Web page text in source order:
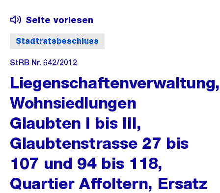
Stadtratsbeschluss
Seite vorlesen
StRB Nr. 642/2012
Liegenschaftenverwaltung,
Wohnsiedlungen
Glaubten I bis III,
Glaubtenstrasse 27 bis
107 und 94 bis 118,
Quartier Affoltern, Ersatz